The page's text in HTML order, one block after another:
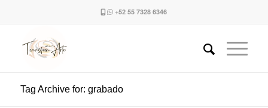
+52 55 7328 6346
Tag Archive for: grabado